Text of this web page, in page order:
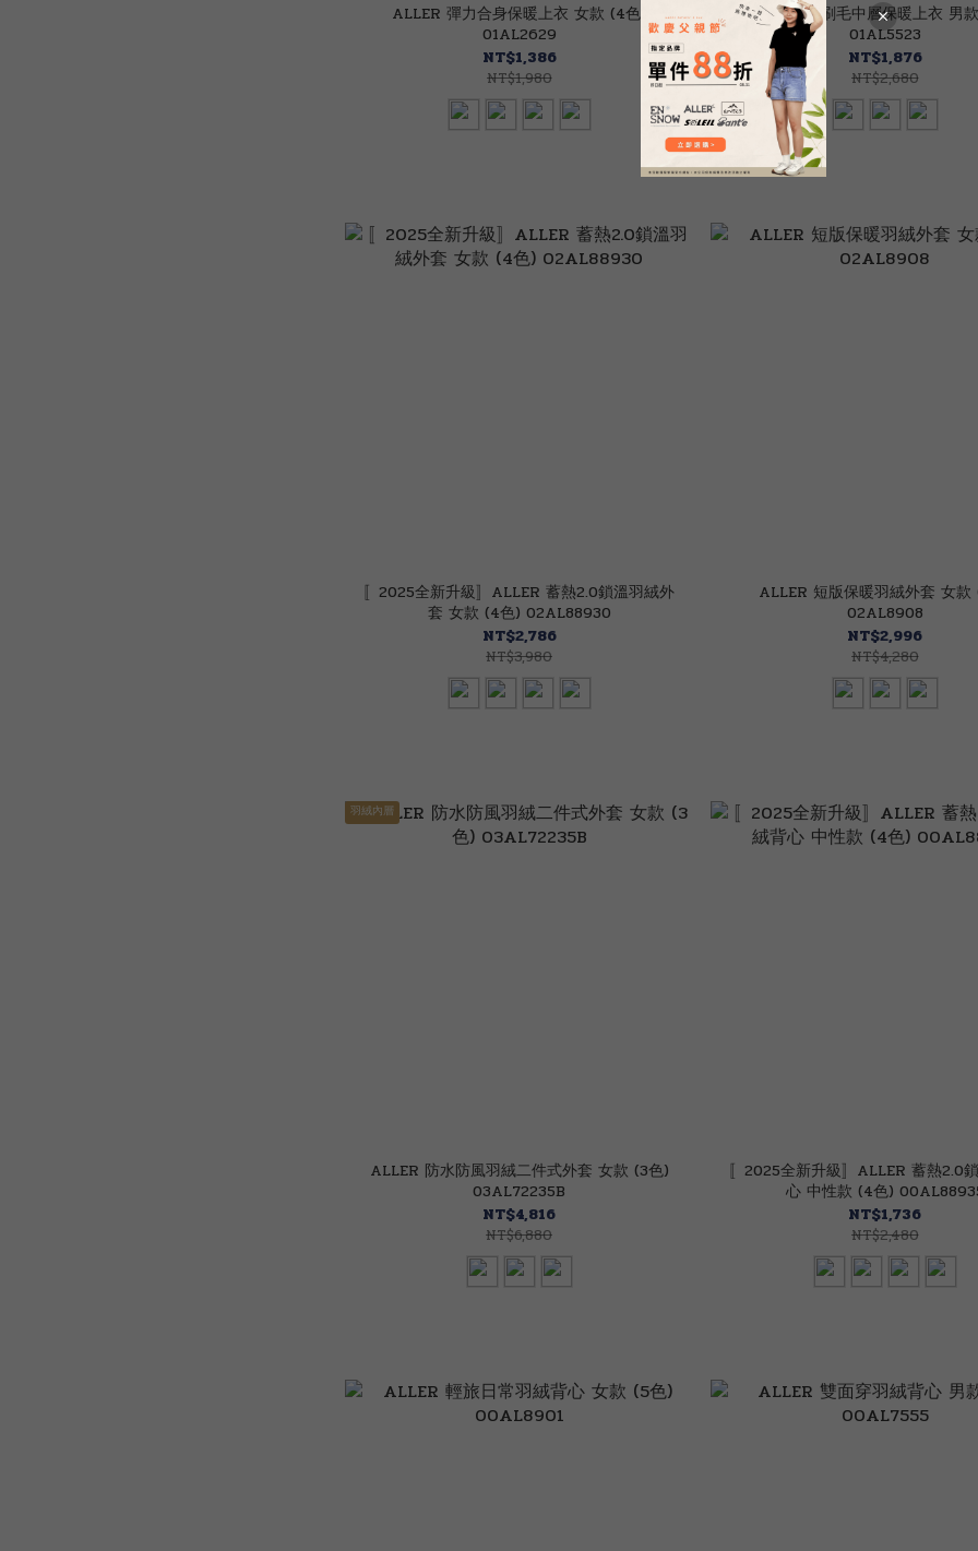
ALLER 彈力合身保暖上衣 女款 (4色)
01AL2629
NT$1,386
NT$1,980
ALLER 微刷毛中層保暖上衣 男
01AL5523
NT$1,876
NT$2,680
〚2025全新升級〛ALLER 蓄熱2.0鎖溫羽絨外
套 女款 (4色) 02AL88930
NT$2,786
NT$3,980
ALLER 短版保暖羽絨外套 女款
02AL8908
NT$2,996
NT$4,280
羽絨內層
ALLER 防水防風羽絨二件式外套 女款 (3色)
03AL72235B
NT$4,816
NT$6,880
〚2025全新升級〛ALLER 蓄熱2.0
心 中性款 (4色)
NT$1,736
NT$2,480